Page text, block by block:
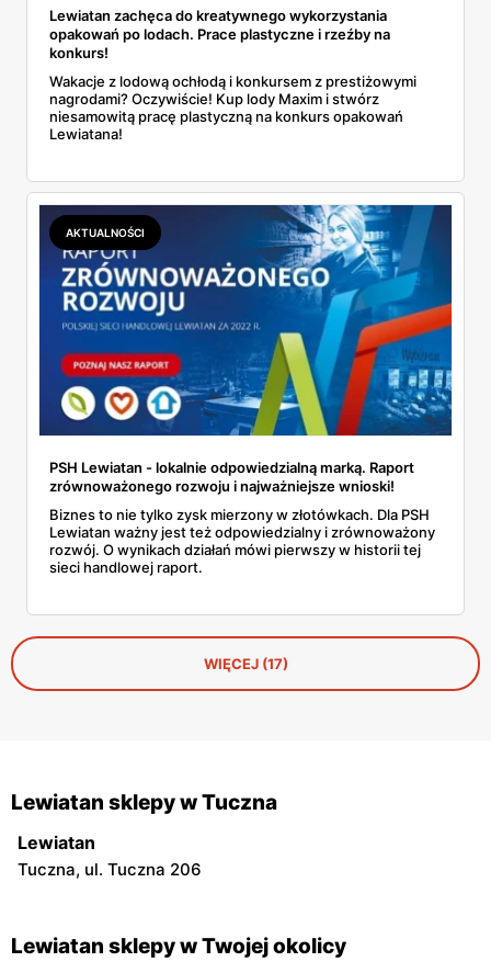
Lewiatan zachęca do kreatywnego wykorzystania
opakowań po lodach. Prace plastyczne i rzeźby na
konkurs!
Wakacje z lodową ochłodą i konkursem z prestiżowymi
nagrodami? Oczywiście! Kup lody Maxim i stwórz
niesamowitą pracę plastyczną na konkurs opakowań
Lewiatana!
AKTUALNOŚCI
PSH Lewiatan - lokalnie odpowiedzialną marką. Raport
zrównoważonego rozwoju i najważniejsze wnioski!
Biznes to nie tylko zysk mierzony w złotówkach. Dla PSH
Lewiatan ważny jest też odpowiedzialny i zrównoważony
rozwój. O wynikach działań mówi pierwszy w historii tej
sieci handlowej raport.
WIĘCEJ (17)
Lewiatan sklepy w Tuczna
Lewiatan
Tuczna, ul. Tuczna 206
Lewiatan sklepy w Twojej okolicy